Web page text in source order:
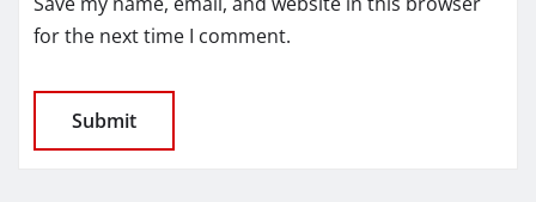
for the next time I comment.